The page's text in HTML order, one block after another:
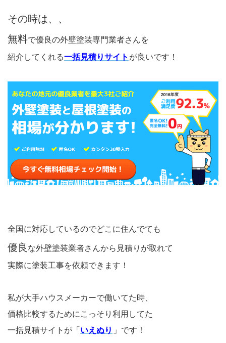
その時は、、
無料で優良の外壁塗装専門業者さんを
紹介してくれる一括見積りサイト が良いです！
全国に対応しているのでどこに住んでても
優良 な外壁塗装業者さんから見積りが取れて
実際に塗装工事を依頼できます！
私が大手ハウスメーカーで働いてた時、
価格比較するためにこっそり利用してた
一括見積サイトが「 いえぬり 」です！